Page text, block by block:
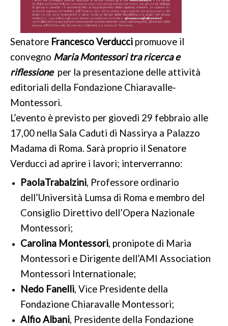
Natura e ambiente
DOCUMENTI
LINK
NEWS
CONTATTI
Senatore Francesco Verducci promuove il
convegno Maria Montessori tra ricerca e
riflessione per la presentazione delle attività
editoriali della Fondazione Chiaravalle-
Montessori.
L’evento è previsto per giovedì 29 febbraio alle
17,00 nella Sala Caduti di Nassirya a Palazzo
Madama di Roma. Sarà proprio il Senatore
Verducci ad aprire i lavori; interverranno:
PaolaTrabalzini, Professore ordinario
dell’Università Lumsa di Roma e membro del
Consiglio Direttivo dell’Opera Nazionale
Montessori;
Carolina Montessori, pronipote di Maria
Montessori e Dirigente dell’AMI Association
Montessori Internationale;
Nedo Fanelli, Vice Presidente della
Fondazione Chiaravalle Montessori;
Alfio Albani, Presidente della Fondazione